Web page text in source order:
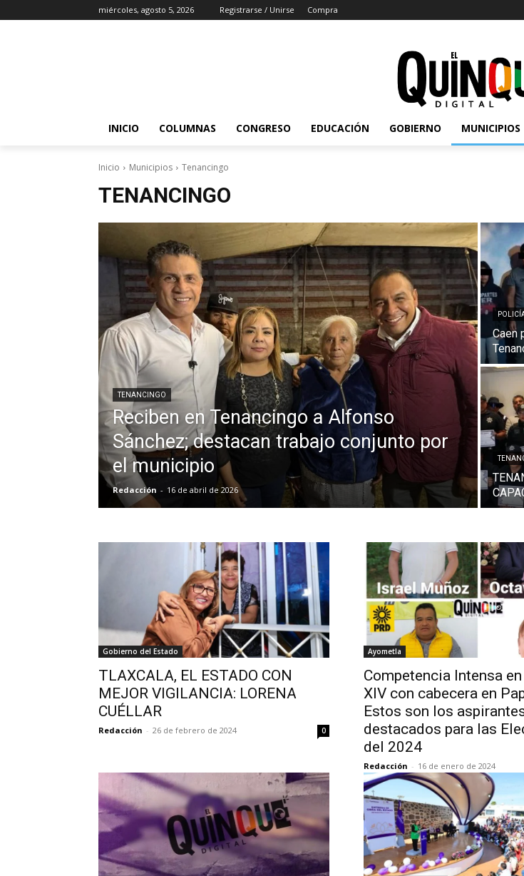
miércoles, agosto 5, 2026 Registrarse / Unirse Compra
INICIO COLUMNAS CONGRESO EDUCACIÓN GOBIERNO MUNICIPIOS
Inicio Municipios Tenancingo
TENANCINGO
TENANCINGO
Reciben en Tenancingo a Alfonso
Sánchez; destacan trabajo conjunto por
el municipio
Redacción - 16 de abril de 2026
Caen
Gobierno del Estado
TLAXCALA, EL ESTADO CON
MEJOR VIGILANCIA: LORENA
CUÉLLAR
Redacción - 26 de febrero de 2024 0
Ayometla
Competencia Intensa
XIV con cabecera en
Estos son los
destacados para las
del 2024
Redacción - 16 de enero de 2024